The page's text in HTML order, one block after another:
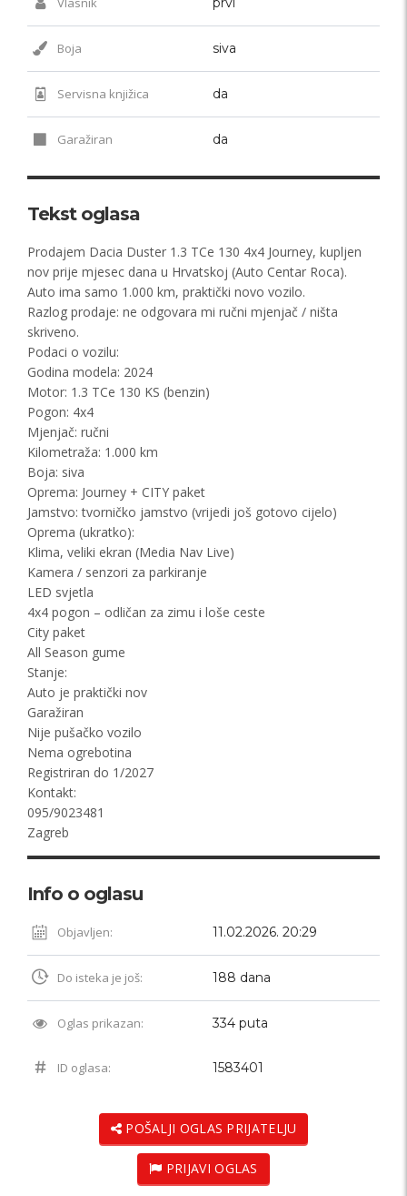
Boja siva
Servisna knjižica da
Garažiran da
Tekst oglasa
Prodajem Dacia Duster 1.3 TCe 130 4x4 Journey, kupljen
nov prije mjesec dana u Hrvatskoj (Auto Centar Roca).
Auto ima samo 1.000 km, praktički novo vozilo.
Razlog prodaje: ne odgovara mi ručni mjenjač / ništa
skriveno.
Podaci o vozilu:
Godina modela: 2024
Motor: 1.3 TCe 130 KS (benzin)
Pogon: 4x4
Mjenjač: ručni
Kilometraža: 1.000 km
Boja: siva
Oprema: Journey + CITY paket
Jamstvo: tvorničko jamstvo (vrijedi još gotovo cijelo)
Oprema (ukratko):
Klima, veliki ekran (Media Nav Live)
Kamera / senzori za parkiranje
LED svjetla
4x4 pogon – odličan za zimu i loše ceste
City paket
All Season gume
Stanje:
Auto je praktički nov
Garažiran
Nije pušačko vozilo
Nema ogrebotina
Registriran do 1/2027
Kontakt:
095/9023481
Zagreb
Info o oglasu
Objavljen: 11.02.2026. 20:29
Do isteka je još: 188 dana
Oglas prikazan: 334 puta
ID oglasa: 1583401
POŠALJI OGLAS PRIJATELJU
PRIJAVI OGLAS